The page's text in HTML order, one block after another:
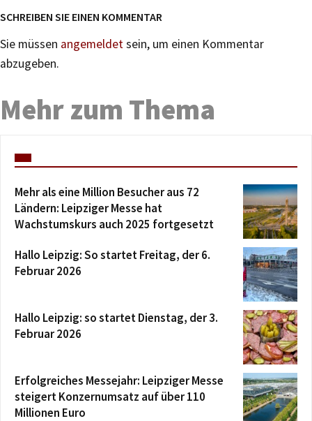
SCHREIBEN SIE EINEN KOMMENTAR
Sie müssen angemeldetsein, um einen Kommentar
abzugeben.
Mehr zum Thema
Mehr als eine Million Besucher aus 72
Ländern: Leipziger Messe hat
Wachstumskurs auch 2025 fortgesetzt
Hallo Leipzig: So startet Freitag, der 6.
Februar 2026
Hallo Leipzig: so startet Dienstag, der 3.
Februar 2026
Erfolgreiches Messejahr: Leipziger Messe
steigert Konzernumsatz auf über 110
Millionen Euro